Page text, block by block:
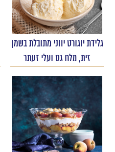
גלידת יוגורט יווני מתובלת בשמן
זית, מלח גס ועלי זעתר